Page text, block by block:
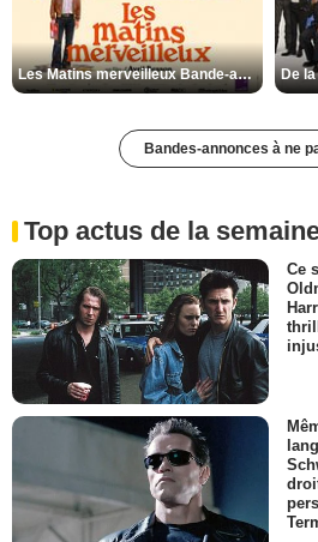
Les Matins merveilleux Bande-annonce VF
Bandes-annonces à ne
Top actus de la
Ce